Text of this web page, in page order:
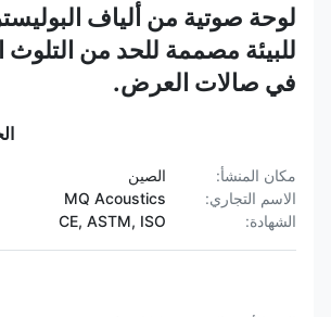
لوحة صوتية من ألياف البوليستر
للبيئة مصممة للحد من التلوث
في صالات العرض.
مكان المنشأ:
الصين
الاسم التجاري:
MQ Acoustics
الشهادة:
CE, ASTM, ISO